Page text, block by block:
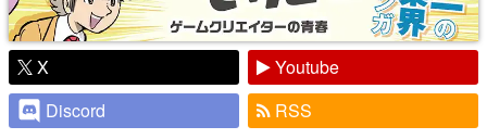
X
Youtube
Discord
RSS